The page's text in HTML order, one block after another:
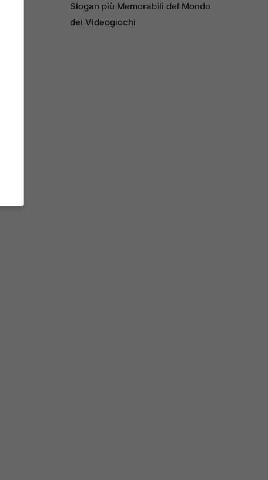
Slogan più Memorabili del Mondo
dei Videogiochi